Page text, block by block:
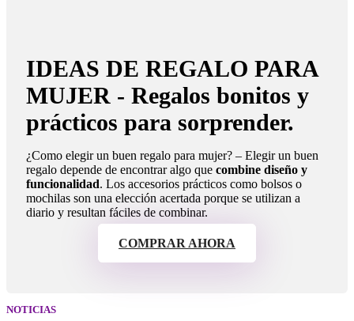
IDEAS DE REGALO PARA
MUJER - Regalos bonitos y
prácticos para sorprender.
¿Como elegir un buen regalo para mujer? – Elegir un buen
regalo depende de encontrar algo que combine diseño y
funcionalidad. Los accesorios prácticos como bolsos o
mochilas son una elección acertada porque se utilizan a
diario y resultan fáciles de combinar.
COMPRAR AHORA
NOTICIAS